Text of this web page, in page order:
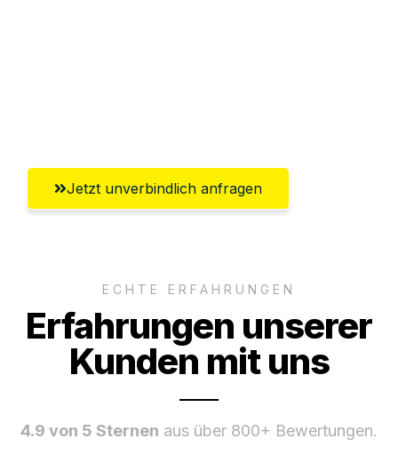
Jetzt unverbindlich anfragen
ECHTE ERFAHRUNGEN
Erfahrungen unserer
Kunden mit uns
4.9 von 5 Sternen aus über 800+ Bewertungen.